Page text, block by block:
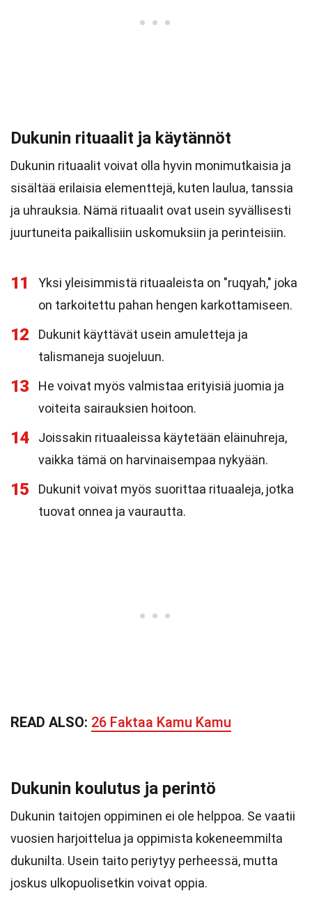
Dukunin rituaalit ja käytännöt
Dukunin rituaalit voivat olla hyvin monimutkaisia ja
sisältää erilaisia elementtejä, kuten laulua, tanssia
ja uhrauksia. Nämä rituaalit ovat usein syvällisesti
juurtuneita paikallisiin uskomuksiin ja perinteisiin.
11
Yksi yleisimmistä rituaaleista on "ruqyah," joka
on tarkoitettu pahan hengen karkottamiseen.
12
Dukunit käyttävät usein amuletteja ja
talismaneja suojeluun.
13
He voivat myös valmistaa erityisiä juomia ja
voiteita sairauksien hoitoon.
14
Joissakin rituaaleissa käytetään eläinuhreja,
vaikka tämä on harvinaisempaa nykyään.
15
Dukunit voivat myös suorittaa rituaaleja, jotka
tuovat onnea ja vaurautta.
READ ALSO: 26 Faktaa Kamu Kamu
Dukunin koulutus ja perintö
Dukunin taitojen oppiminen ei ole helppoa. Se vaatii
vuosien harjoittelua ja oppimista kokeneemmilta
dukunilta. Usein taito periytyy perheessä, mutta
joskus ulkopuolisetkin voivat oppia.